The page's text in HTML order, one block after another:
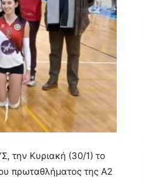
την Κυριακή (30/1) το
πρωταθλήματος της Α2